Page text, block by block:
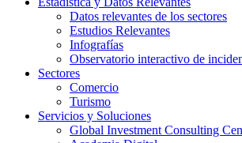
Datos relevantes de los sectores
Estudios Relevantes
Infografías
Observatorio interactivo de
Sectores
Comercio
Turismo
Servicios y Soluciones
Global Investment Consulting